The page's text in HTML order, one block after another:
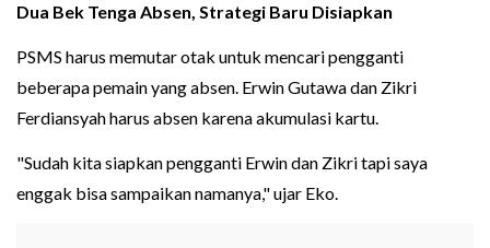
Dua Bek Tenga Absen, Strategi Baru Disiapkan
PSMS harus memutar otak untuk mencari pengganti
beberapa pemain yang absen. Erwin Gutawa dan Zikri
Ferdiansyah harus absen karena akumulasi kartu.
"Sudah kita siapkan pengganti Erwin dan Zikri tapi saya
enggak bisa sampaikan namanya," ujar Eko.